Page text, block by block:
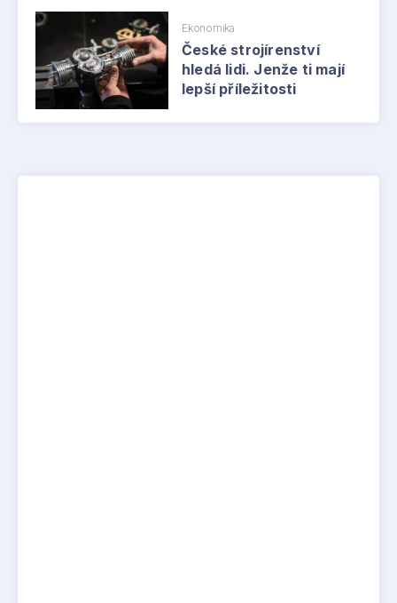
Ekonomika
České strojírenství
hledá lidi. Jenže ti mají
lepší příležitosti